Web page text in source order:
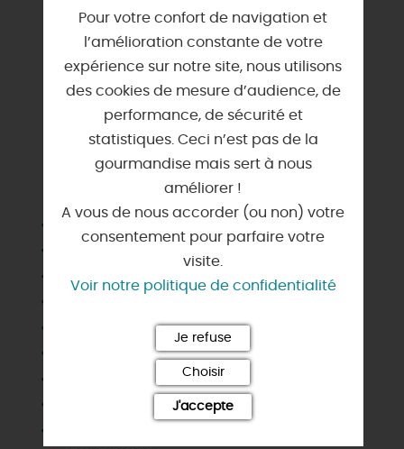
SERVICES & ÉQUIPEMENTS
Jardin commun
Lave linge privatif
Pour votre confort de navigation et
l’amélioration constante de votre
expérience sur notre site, nous utilisons
des cookies de mesure d’audience, de
performance, de sécurité et
statistiques. Ceci n’est pas de la
gourmandise mais sert à nous
améliorer !
A vous de nous accorder (ou non) votre
consentement pour parfaire votre
visite.
Voir notre politique de confidentialité
Je refuse
Choisir
J'accepte